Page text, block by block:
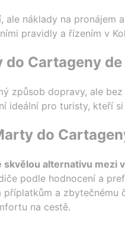
ale náklady na
pravidly a řízením v
do Cartageny
způsob dopravy, ale
ideální pro turisty, kteří
do
alternativu mezi
podle hodnocení a
a zbytečnému
na cestě.